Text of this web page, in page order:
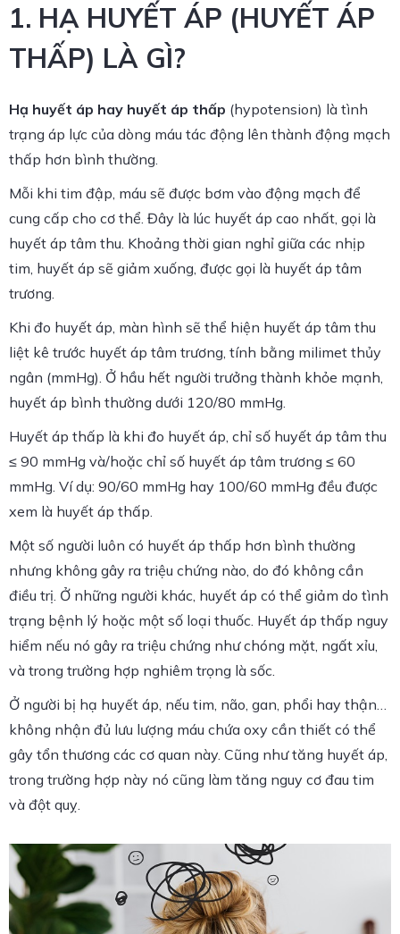
1. HẠ HUYẾT ÁP (HUYẾT ÁP
THẤP) LÀ GÌ?
Hạ huyết áp hay huyết áp thấp (hypotension) là tình
trạng áp lực của dòng máu tác động lên thành động mạch
thấp hơn bình thường.
Mỗi khi tim đập, máu sẽ được bơm vào động mạch để
cung cấp cho cơ thể. Đây là lúc huyết áp cao nhất, gọi là
huyết áp tâm thu. Khoảng thời gian nghỉ giữa các nhịp
tim, huyết áp sẽ giảm xuống, được gọi là huyết áp tâm
trương.
Khi đo huyết áp, màn hình sẽ thể hiện huyết áp tâm thu
liệt kê trước huyết áp tâm trương, tính bằng milimet thủy
ngân (mmHg). Ở hầu hết người trưởng thành khỏe mạnh,
huyết áp bình thường dưới 120/80 mmHg.
Huyết áp thấp là khi đo huyết áp, chỉ số huyết áp tâm thu
≤ 90 mmHg và/hoặc chỉ số huyết áp tâm trương ≤ 60
mmHg. Ví dụ: 90/60 mmHg hay 100/60 mmHg đều được
xem là huyết áp thấp.
Một số người luôn có huyết áp thấp hơn bình thường
nhưng không gây ra triệu chứng nào, do đó không cần
điều trị. Ở những người khác, huyết áp có thể giảm do tình
trạng bệnh lý hoặc một số loại thuốc. Huyết áp thấp nguy
hiểm nếu nó gây ra triệu chứng như chóng mặt, ngất xỉu,
và trong trường hợp nghiêm trọng là sốc.
Ở người bị hạ huyết áp, nếu tim, não, gan, phổi hay thận…
không nhận đủ lưu lượng máu chứa oxy cần thiết có thể
gây tổn thương các cơ quan này. Cũng như tăng huyết áp,
trong trường hợp này nó cũng làm tăng nguy cơ đau tim
và đột quỵ.